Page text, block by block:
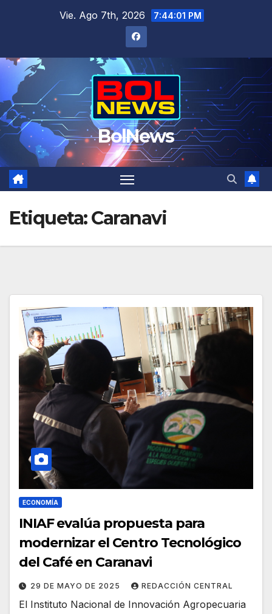
Vie. Ago 7th, 2026 7:44:02 PM
BolNews
Etiqueta:Caranavi
ECONOMÍA
INIAF evalúa propuesta para
modernizar el Centro Tecnológico
del Café en Caranavi
29 DE MAYO DE 2025 REDACCIÓN CENTRAL
El Instituto Nacional de Innovación Agropecuaria